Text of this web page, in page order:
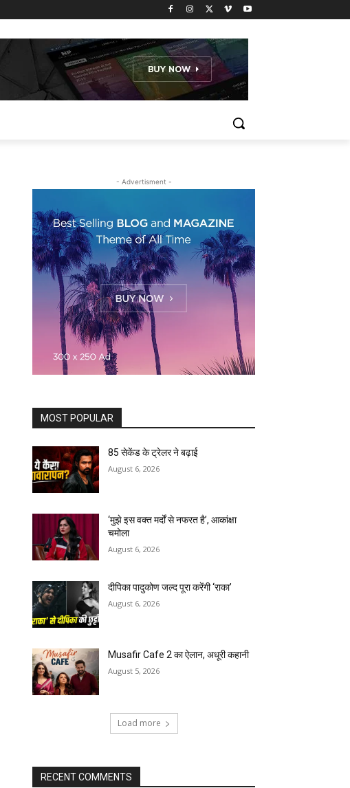
- Advertisment -
MOST POPULAR
85 सेकेंड के ट्रेलर ने बढ़ाई
August 6, 2026
‘मुझे इस वक्त मर्दों से नफरत है’, आकांक्षा
चमोला
August 6, 2026
दीपिका पादुकोण जल्द पूरा करेंगी ‘राका’
August 6, 2026
Musafir Cafe 2 का ऐलान, अधूरी कहानी
August 5, 2026
Load more
RECENT COMMENTS